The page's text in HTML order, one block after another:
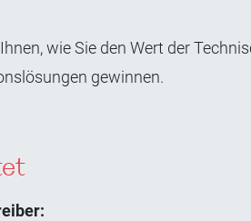
wie Sie den Wert der
gewinnen.